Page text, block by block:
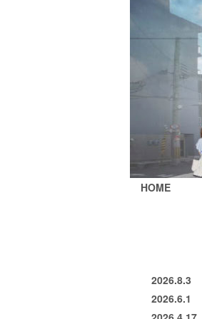
HOME
2026.8.3
2026.6.1